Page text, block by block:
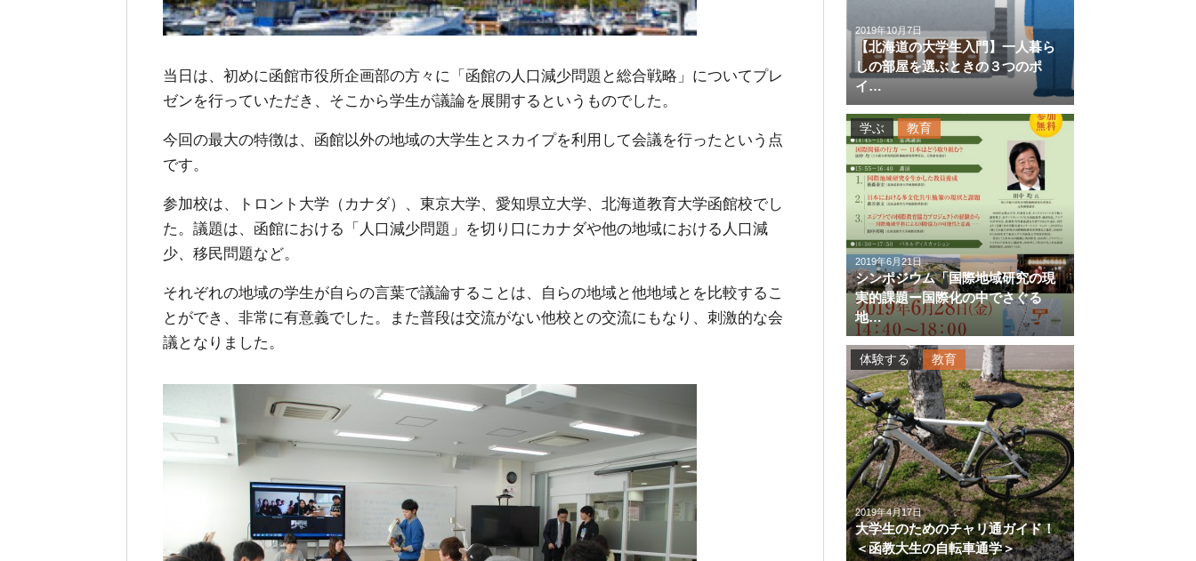
当日は、初めに函館市役所企画部の方々に「函館の人口減少問題と総合戦略」についてプレ
ゼンを行っていただき、そこから学生が議論を展開するというものでした。
今回の最大の特徴は、函館以外の地域の大学生とスカイプを利用して会議を行ったという点
です。
参加校は、トロント大学（カナダ）、東京大学、愛知県立大学、北海道教育大学函館校でし
た。議題は、函館における「人口減少問題」を切り口にカナダや他の地域における人口減
少、移民問題など。
それぞれの地域の学生が自らの言葉で議論することは、自らの地域と他地域とを比較するこ
とができ、非常に有意義でした。また普段は交流がない他校との交流にもなり、刺激的な会
議となりました。
2019年10月7日
【北海道の大学生入門】一人暮ら
しの部屋を選ぶときの３つのポ
イ…
2019年6月21日
シンポジウム「国際地域研究の現
実的課題ー国際化の中でさぐる
地…
学ぶ 教育
2019年4月17日
大学生のためのチャリ通ガイド！
＜函教大生の自転車通学＞
体験する 教育